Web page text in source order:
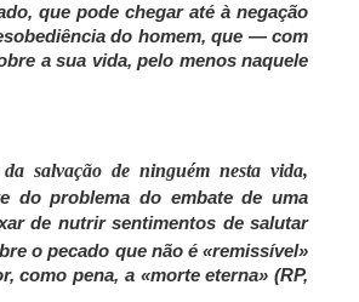
que pode chegar até à negação
do homem, que — com
a sua vida, pelo menos naquele
salvação de ninguém nesta vida,
do problema do embate de uma
de nutrir sentimentos de salutar
o pecado que não é «remissível»
como pena, a «morte eterna» (RP,